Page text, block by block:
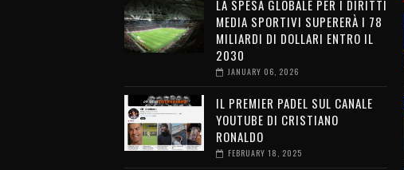
LA SPESA GLOBALE PER I DIRITTI
MEDIA SPORTIVI SUPERERÀ I 78
MILIARDI DI DOLLARI ENTRO IL
2030
JANUARY 06, 2026
IL PREMIER PADEL SUL CANALE
YOUTUBE DI CRISTIANO
RONALDO
FEBRUARY 18, 2025